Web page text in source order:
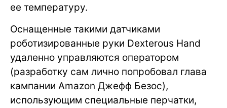
ее температуру.
Оснащенные такими датчиками
роботизированные руки Dexterous Hand
удаленно управляются оператором
(разработку сам лично попробовал глава
кампании Amazon Джефф Безос),
использующим специальные перчатки,